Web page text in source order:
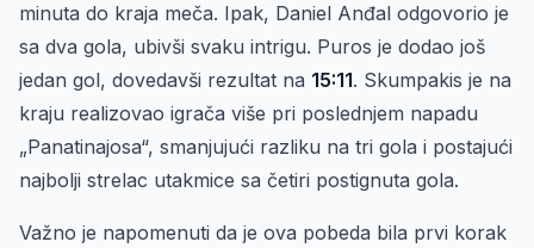
minuta do kraja meča. Ipak, Daniel Anđal odgovorio je
sa dva gola, ubivši svaku intrigu. Puros je dodao još
jedan gol, dovedavši rezultat na 15:11. Skumpakis je na
kraju realizovao igrača više pri poslednjem napadu
„Panatinajosa“, smanjujući razliku na tri gola i postajući
najbolji strelac utakmice sa četiri postignuta gola.
Važno je napomenuti da je ova pobeda bila prvi korak